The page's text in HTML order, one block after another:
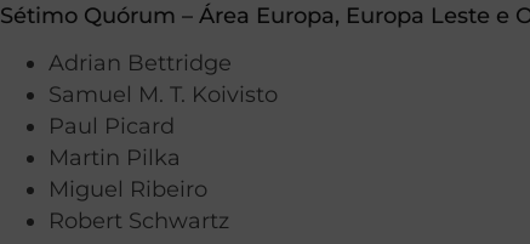
Sétimo Quórum – Área Europa, Europa Leste e
Adrian Bettridge
Samuel M. T. Koivisto
Paul Picard
Martin Pilka
Miguel Ribeiro
Robert Schwartz